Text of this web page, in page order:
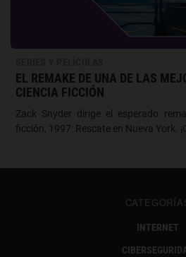
EL REMAKE DE UNA DE LAS
CIENCIA FICCIÓN
Zack Snyder dirige el esperado
ficción, 1997: Rescate en Nueva York.
INTERNET